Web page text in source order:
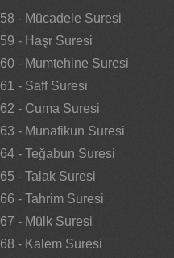
58 - Mücadele Suresi
59 - Haşr Suresi
60 - Mumtehine Suresi
61 - Saff Suresi
62 - Cuma Suresi
63 - Munafikun Suresi
64 - Teğabun Suresi
65 - Talak Suresi
66 - Tahrim Suresi
67 - Mülk Suresi
68 - Kalem Suresi